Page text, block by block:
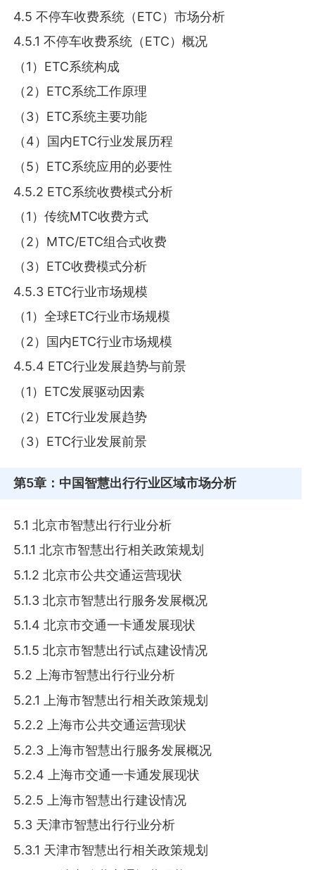
4.5 不停车收费系统（ETC）市场分析
4.5.1 不停车收费系统（ETC）概况
（1）ETC系统构成
（2）ETC系统工作原理
（3）ETC系统主要功能
（4）国内ETC行业发展历程
（5）ETC系统应用的必要性
4.5.2 ETC系统收费模式分析
（1）传统MTC收费方式
（2）MTC/ETC组合式收费
（3）ETC收费模式分析
4.5.3 ETC行业市场规模
（1）全球ETC行业市场规模
（2）国内ETC行业市场规模
4.5.4 ETC行业发展趋势与前景
（1）ETC发展驱动因素
（2）ETC行业发展趋势
（3）ETC行业发展前景
第5章 ：中国智慧出行行业区域市场分析
5.1 北京市智慧出行行业分析
5.1.1 北京市智慧出行相关政策规划
5.1.2 北京市公共交通运营现状
5.1.3 北京市智慧出行服务发展概况
5.1.4 北京市交通一卡通发展现状
5.1.5 北京市智慧出行试点建设情况
5.2 上海市智慧出行行业分析
5.2.1 上海市智慧出行相关政策规划
5.2.2 上海市公共交通运营现状
5.2.3 上海市智慧出行服务发展概况
5.2.4 上海市交通一卡通发展现状
5.2.5 上海市智慧出行建设情况
5.3 天津市智慧出行行业分析
5.3.1 天津市智慧出行相关政策规划